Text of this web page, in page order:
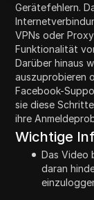
Gerätefehlern.
VPNs oder
Funktionalität
Darüber hinaus
auszuprobieren
Facebook-
sie diese
ihre
Wichtige
Das Video
daran